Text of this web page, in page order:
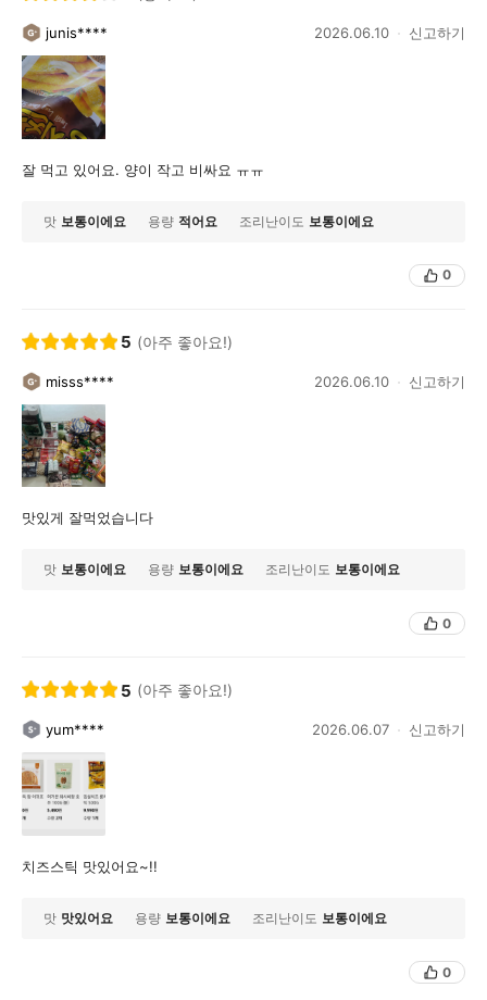
junis**** 2026.06.10 신고하기
잘 먹고 있어요. 양이 작고 비싸요 ㅠㅠ
맛 보통이에요 용량 적어요 조리난이도 보통이에요
0
5 (아주 좋아요!)
misss**** 2026.06.10 신고하기
맛있게 잘먹었습니다
맛 보통이에요 용량 보통이에요 조리난이도 보통이에요
0
5 (아주 좋아요!)
yum**** 2026.06.07 신고하기
치즈스틱 맛있어요~!!
맛 맛있어요 용량 보통이에요 조리난이도 보통이에요
0